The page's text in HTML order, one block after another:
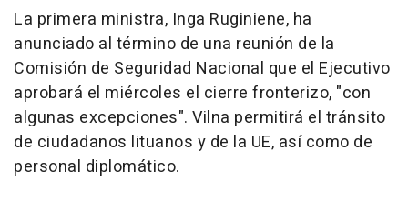
La primera ministra, Inga Ruginiene, ha
anunciado al término de una reunión de la
Comisión de Seguridad Nacional que el Ejecutivo
aprobará el miércoles el cierre fronterizo, "con
algunas excepciones". Vilna permitirá el tránsito
de ciudadanos lituanos y de la UE, así como de
personal diplomático.